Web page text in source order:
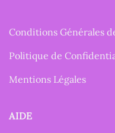
Conditions Générales
Politique de
Mentions Légales
AIDE